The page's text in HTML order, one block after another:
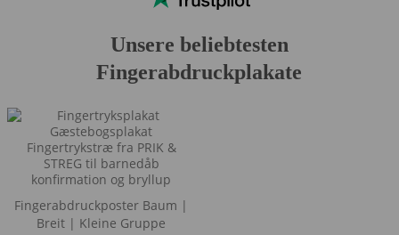
Unsere beliebtesten
Fingerabdruckplakate
Fingerabdruckposter Baum |
Breit | Kleine Gruppe